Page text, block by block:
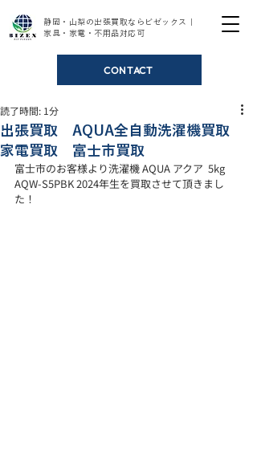
静岡・山梨の出張買取ならビゼックス｜
家具・家電・不用品対応可
CONTACT
出張買取 AQUA全自動洗濯機買取
家電買取 富士市買取
読了時間: 1分
富士市のお客様より洗濯機 AQUA アクア  5kg
AQW-S5PBK 2024年生を買取させて頂きまし
た！